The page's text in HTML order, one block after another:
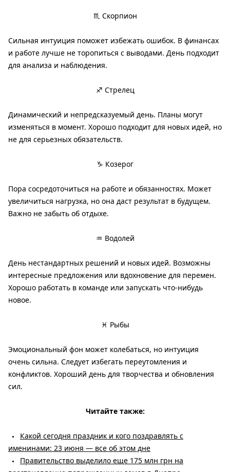
♏ Скорпион
Сильная интуиция поможет избежать ошибок. В финансах
и работе лучше не торопиться с выводами. День подходит
для анализа и наблюдения.
♐ Стрелец
Динамический и непредсказуемый день. Планы могут
изменяться в момент. Хорошо подходит для новых идей, но
не для серьезных обязательств.
♑ Козерог
Пора сосредоточиться на работе и обязанностях. Может
увеличиться нагрузка, но она даст результат в будущем.
Важно не забыть об отдыхе.
♒ Водолей
День нестандартных решений и новых идей. Возможны
интересные предложения или вдохновение для перемен.
Хорошо работать в команде или запускать что-нибудь
новое.
♓ Рыбы
Эмоциональный фон может колебаться, но интуиция
очень сильна. Следует избегать переутомления и
конфликтов. Хороший день для творчества и обновления
сил.
Читайте также:
Какой сегодня праздник и кого поздравлять с
именинами: 23 июня — все об этом дне
Правительство выделило еще 175 млн грн на